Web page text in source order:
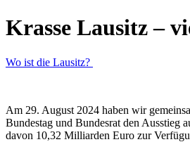
Krasse Lausitz –
Wo ist die Lausitz?
Am 29. August 2024 haben wir
Bundestag und Bundesrat den Ausstieg
davon 10,32 Milliarden Euro zur